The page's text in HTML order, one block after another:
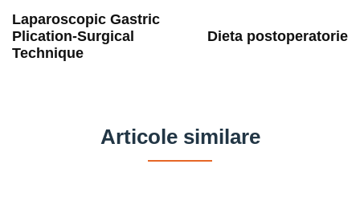
navigation
Laparoscopic Gastric
Plication-Surgical
Technique
Dieta postoperatorie
Articole similare